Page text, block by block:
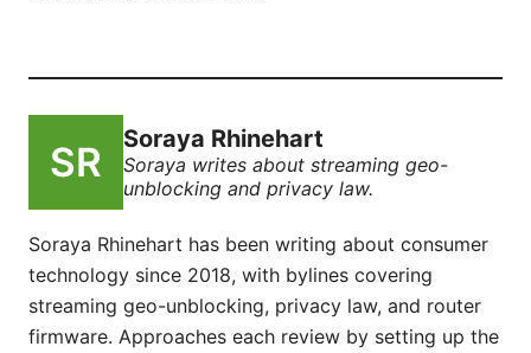
Soraya Rhinehart
Soraya writes about streaming geo-
unblocking and privacy law.
Soraya Rhinehart has been writing about consumer
technology since 2018, with bylines covering
streaming geo-unblocking, privacy law, and router
firmware. Approaches each review by setting up the